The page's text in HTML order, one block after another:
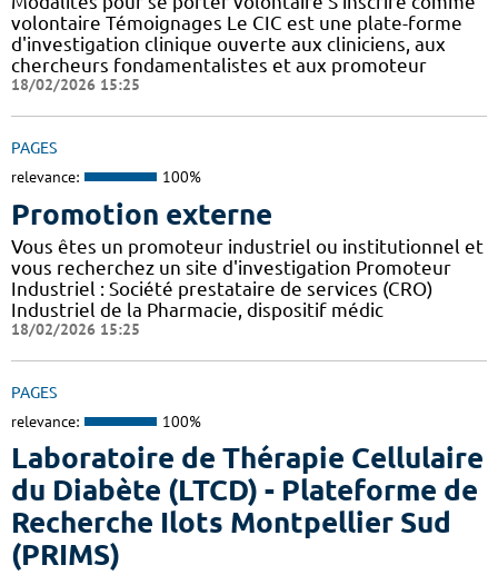
volontaire Témoignages Le CIC est une plate-forme
d'investigation clinique ouverte aux cliniciens, aux
chercheurs fondamentalistes et aux promoteur
18/02/2026 15:25
PAGES
relevance: 100%
Promotion externe
Vous êtes un promoteur industriel ou institutionnel et
vous recherchez un site d'investigation Promoteur
Industriel : Société prestataire de services (CRO)
Industriel de la Pharmacie, dispositif médic
18/02/2026 15:25
PAGES
relevance: 100%
Laboratoire de Thérapie Cellulaire
du Diabète (LTCD) - Plateforme de
Recherche Ilots Montpellier Sud
(PRIMS)